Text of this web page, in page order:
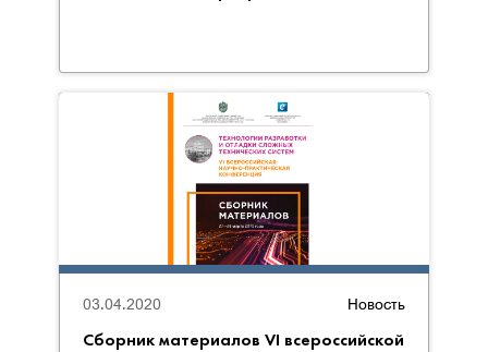
Новость
Сборник материалов VI всероссийской
03.04.2020